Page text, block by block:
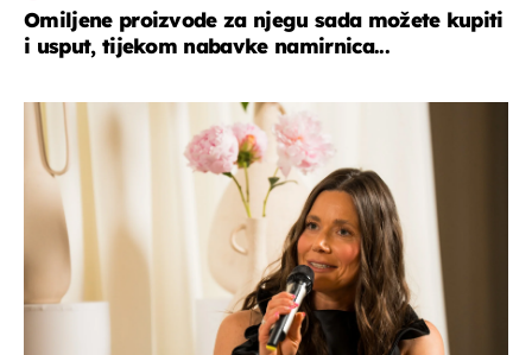
Omiljene proizvode za njegu sada možete kupiti
i usput, tijekom nabavke namirnica...
moda & ljepota